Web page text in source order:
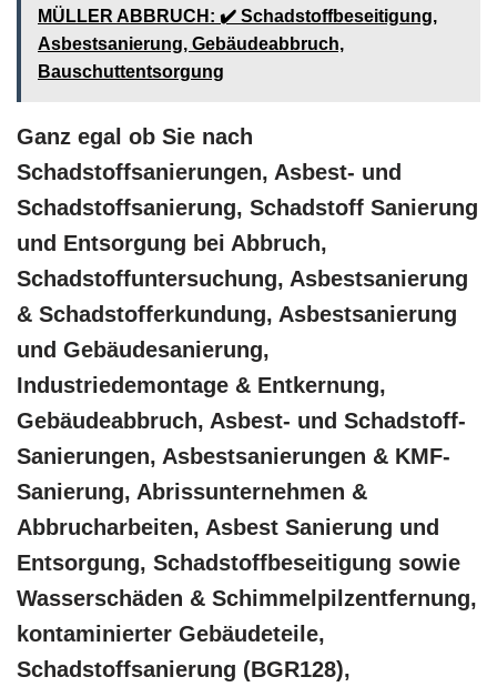
MÜLLER ABBRUCH: ✔️ Schadstoffbeseitigung,
Asbestsanierung, Gebäudeabbruch,
Bauschuttentsorgung
Ganz egal ob Sie nach
Schadstoffsanierungen, Asbest- und
Schadstoffsanierung, Schadstoff Sanierung
und Entsorgung bei Abbruch,
Schadstoffuntersuchung, Asbestsanierung
& Schadstofferkundung, Asbestsanierung
und Gebäudesanierung,
Industriedemontage & Entkernung,
Gebäudeabbruch, Asbest- und Schadstoff-
Sanierungen, Asbestsanierungen & KMF-
Sanierung, Abrissunternehmen &
Abbrucharbeiten, Asbest Sanierung und
Entsorgung, Schadstoffbeseitigung sowie
Wasserschäden & Schimmelpilzentfernung,
kontaminierter Gebäudeteile,
Schadstoffsanierung (BGR128),